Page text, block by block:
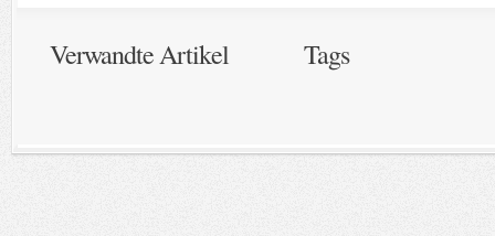
Verwandte Artikel Tags